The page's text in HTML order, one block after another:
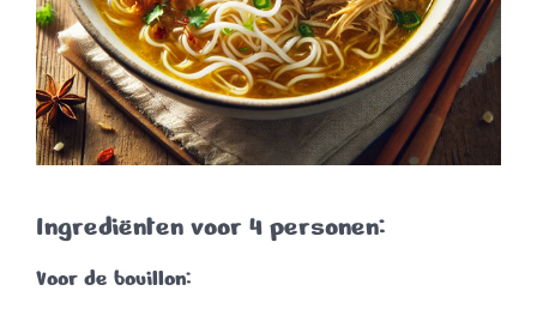
Ingrediënten voor 4 personen:
Voor de bouillon: